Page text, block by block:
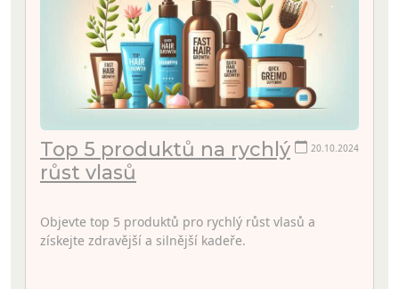
20.10.2024
Top 5 produktů na rychlý
růst vlasů
Objevte top 5 produktů pro rychlý růst vlasů a
získejte zdravější a silnější kadeře.